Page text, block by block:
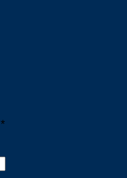
*Erforderlich